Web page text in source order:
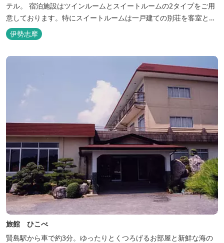
テル。 宿泊施設はツインルームとスイートルームの2タイプをご用
意しております。特にスイートルームは一戸建ての別荘を客室とし
てリニューアル♪120平米の驚きの広さとこだわりの調度品が自慢
です！ スペイン１ツ星レストランと提携したレストランでのお食事
も楽しみのひとつです。 また、日帰りプランでは、クラフト体験工
伊勢志摩
旅館 ひこべ
賢島駅から車で約3分。ゆったりとくつろげるお部屋と新鮮な海の